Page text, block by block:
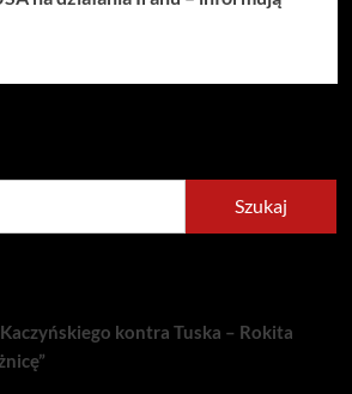
Szukaj
kontra Tuska – Rokita